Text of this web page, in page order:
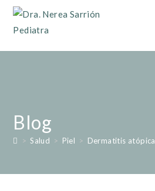
Blog
> Salud > Piel > Dermatitis atópica